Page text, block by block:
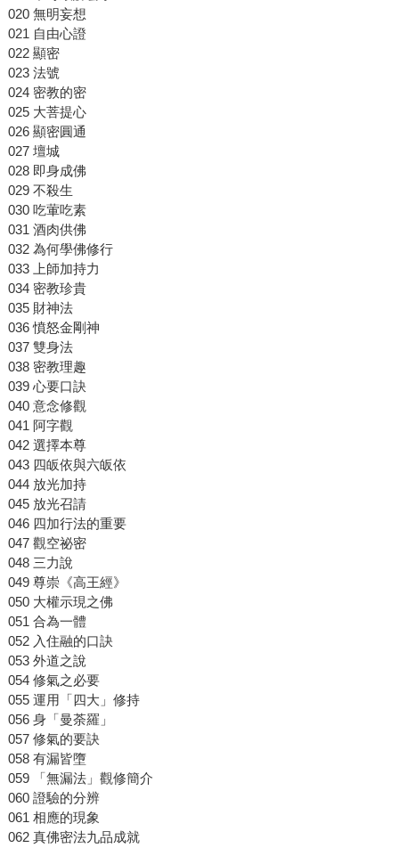
020 無明妄想
021 自由心證
022 顯密
023 法號
024 密教的密
025 大菩提心
026 顯密圓通
027 壇城
028 即身成佛
029 不殺生
030 吃葷吃素
031 酒肉供佛
032 為何學佛修行
033 上師加持力
034 密教珍貴
035 財神法
036 憤怒金剛神
037 雙身法
038 密教理趣
039 心要口訣
040 意念修觀
041 阿字觀
042 選擇本尊
043 四皈依與六皈依
044 放光加持
045 放光召請
046 四加行法的重要
047 觀空祕密
048 三力說
049 尊崇《高王經》
050 大權示現之佛
051 合為一體
052 入住融的口訣
053 外道之說
054 修氣之必要
055 運用「四大」修持
056 身「曼荼羅」
057 修氣的要訣
058 有漏皆墮
059 「無漏法」觀修簡介
060 證驗的分辨
061 相應的現象
062 真佛密法九品成就